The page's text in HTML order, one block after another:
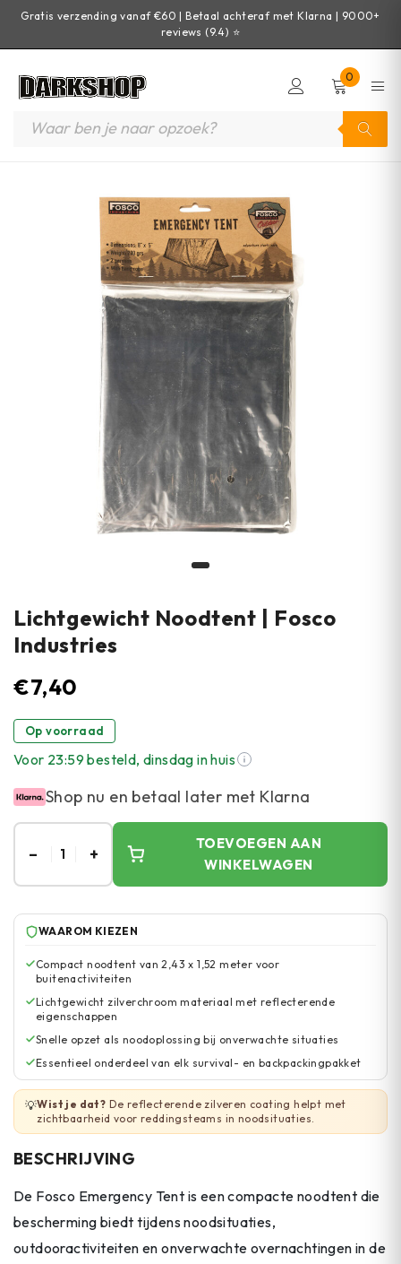
Gratis verzending vanaf €60 | Betaal achteraf met Klarna | 9000+
reviews (9.4) ⭐
0
Lichtgewicht Noodtent | Fosco
Industries
€7,40
Op voorraad
Voor 23:59 besteld, dinsdag in huis
Shop nu en betaal later met Klarna
– 1 +
TOEVOEGEN AAN
WINKELWAGEN
WAAROM KIEZEN
Compact noodtent van 2,43 x 1,52 meter voor
buitenactiviteiten
Lichtgewicht zilverchroom materiaal met reflecterende
eigenschappen
Snelle opzet als noodoplossing bij onverwachte situaties
Essentieel onderdeel van elk survival- en backpackingpakket
💡Wist je dat? De reflecterende zilveren coating helpt met
zichtbaarheid voor reddingsteams in noodsituaties.
BESCHRIJVING
De Fosco Emergency Tent is een compacte noodtent die
bescherming biedt tijdens noodsituaties,
outdooractiviteiten en onverwachte overnachtingen in de